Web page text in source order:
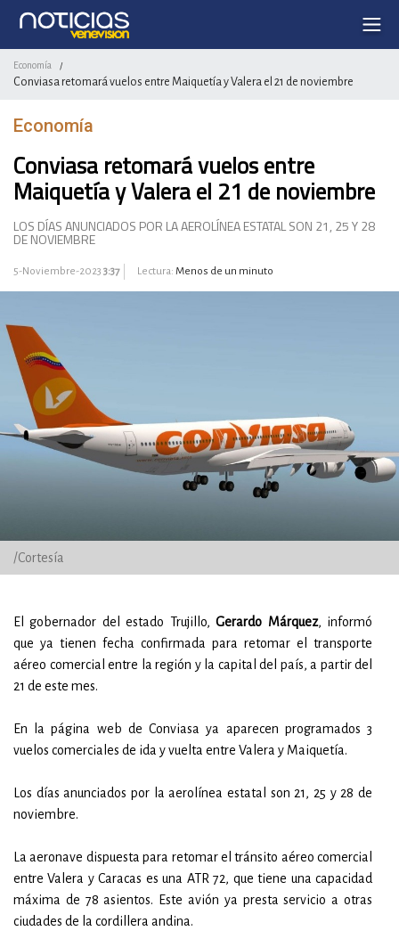
Economía /
Conviasa retomará vuelos entre Maiquetía y Valera el 21 de noviembre
Economía
Conviasa retomará vuelos entre
Maiquetía y Valera el 21 de noviembre
LOS DÍAS ANUNCIADOS POR LA AEROLÍNEA ESTATAL SON 21, 25 Y 28
DE NOVIEMBRE
5-Noviembre-2023 3:37 Lectura: Menos de un minuto
/Cortesía
El gobernador del estado Trujillo,Gerardo Márquez, informó
que ya tienen fecha confirmada para retomar el transporte
aéreo comercial entre la región y la capital del país, a partir del
21 de este mes.
En la página web de Conviasa ya aparecen programados 3
vuelos comerciales de ida y vuelta entre Valera y Maiquetía.
Los días anunciados por la aerolínea estatal son 21, 25 y 28 de
noviembre.
La aeronave dispuesta para retomar el tránsito aéreo comercial
entre Valera y Caracas es una ATR 72, que tiene una capacidad
máxima de 78 asientos. Este avión ya presta servicio a otras
ciudades de la cordillera andina.